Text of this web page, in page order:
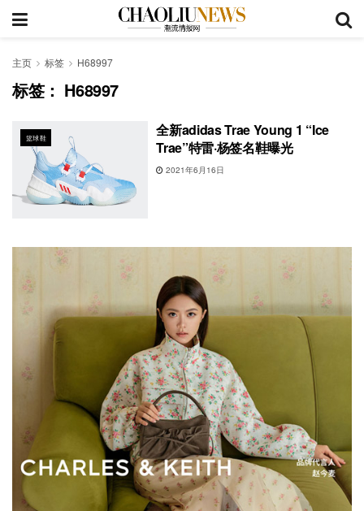
主页 标签 H68997
标签： H68997
篮球鞋
全新adidas Trae Young 1 “Ice
Trae”特雷·杨签名鞋曝光
2021年6月16日